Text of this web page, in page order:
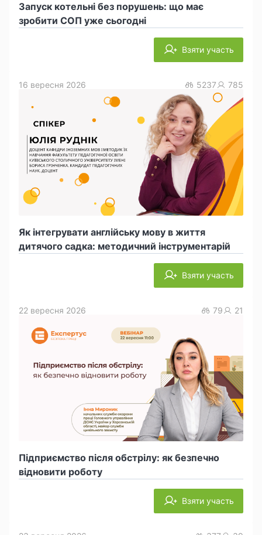
Запуск котельні без порушень: що має
зробити СОП уже сьогодні
Взяти участь
Як інтегрувати англійську мову в життя
дитячого садка: методичний інструментарій
16 вересня 2026 5237 785
Взяти участь
Підприємство після обстрілу: як безпечно
відновити роботу
22 вересня 2026 79 21
Взяти участь